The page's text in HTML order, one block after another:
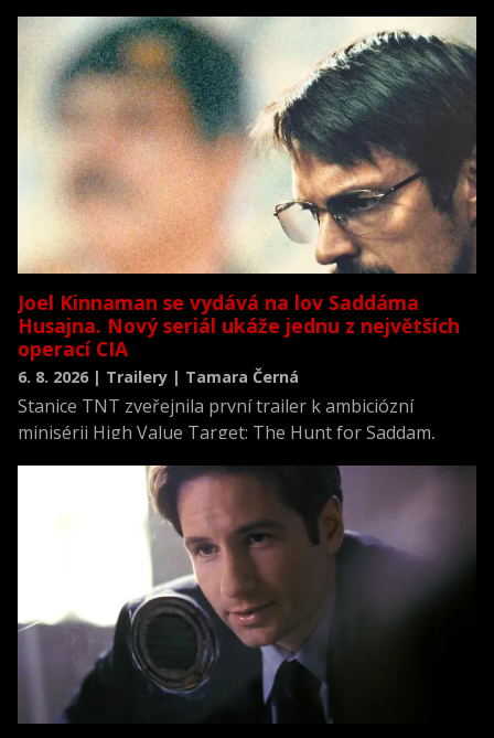
Joel Kinnaman se vydává na lov Saddáma
Husajna. Nový seriál ukáže jednu z největších
operací CIA
6. 8. 2026 | Trailery | Tamara Černá
Stanice TNT zveřejnila první trailer k ambiciózní
minisérii High Value Target: The Hunt for Saddam,
novodobých dějin.